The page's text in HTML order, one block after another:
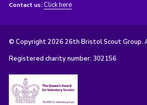
Contact us: Click here
© Copyright 2026 26th Bristol Scout Group.
Registered charity number: 302156